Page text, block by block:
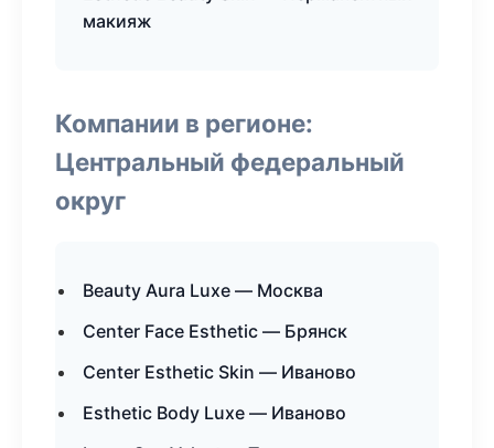
макияж
Компании в регионе:
Центральный федеральный
округ
Beauty Aura Luxe — Москва
Center Face Esthetic — Брянск
Center Esthetic Skin — Иваново
Esthetic Body Luxe — Иваново